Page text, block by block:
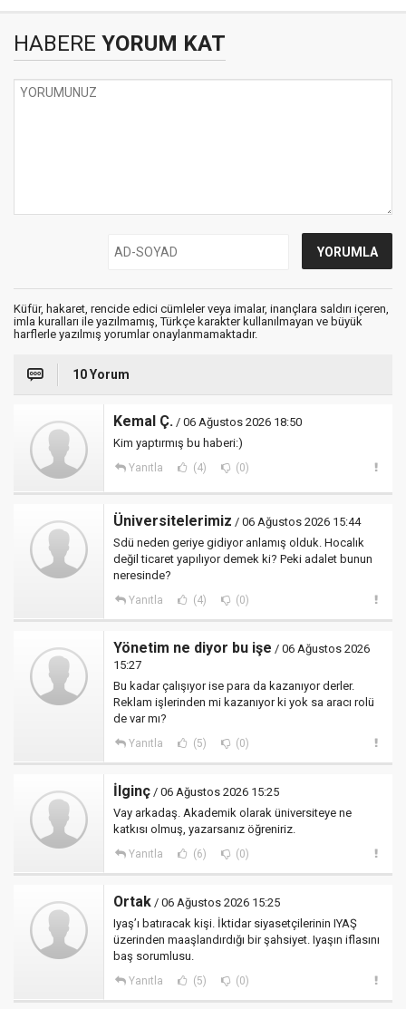
HABERE YORUM KAT
Küfür, hakaret, rencide edici cümleler veya imalar, inançlara saldırı içeren,
imla kuralları ile yazılmamış, Türkçe karakter kullanılmayan ve büyük
harflerle yazılmış yorumlar onaylanmamaktadır.
10 Yorum
Kemal Ç. / 06 Ağustos 2026 18:50
Kim yaptırmış bu haberi:)
Yanıtla (4) (0)
Üniversitelerimiz / 06 Ağustos 2026 15:44
Sdü neden geriye gidiyor anlamış olduk. Hocalık
değil ticaret yapılıyor demek ki? Peki adalet bunun
neresinde?
Yanıtla (4) (0)
Yönetim ne diyor bu işe / 06 Ağustos 2026
15:27
Bu kadar çalışıyor ise para da kazanıyor derler.
Reklam işlerinden mi kazanıyor ki yok sa aracı rolü
de var mı?
Yanıtla (5) (0)
İlginç / 06 Ağustos 2026 15:25
Vay arkadaş. Akademik olarak üniversiteye ne
katkısı olmuş, yazarsanız öğreniriz.
Yanıtla (6) (0)
Ortak / 06 Ağustos 2026 15:25
Iyaş’ı batıracak kişi. İktidar siyasetçilerinin IYAŞ
üzerinden maaşlandırdığı bir şahsiyet. Iyaşın iflasını
baş sorumlusu.
Yanıtla (5) (0)